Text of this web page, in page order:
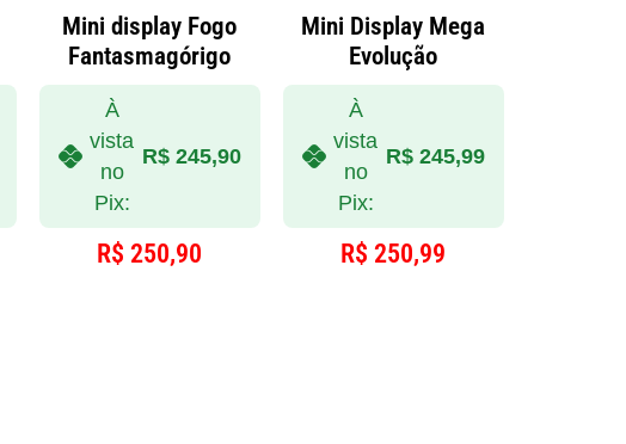
Mini display Fogo
Fantasmagórigo
À
vista
no
Pix:
R$245,90
R$ 250,90
Mini Display Mega
Evolução
À
vista
no
Pix:
R$ 245,99
R$ 250,99